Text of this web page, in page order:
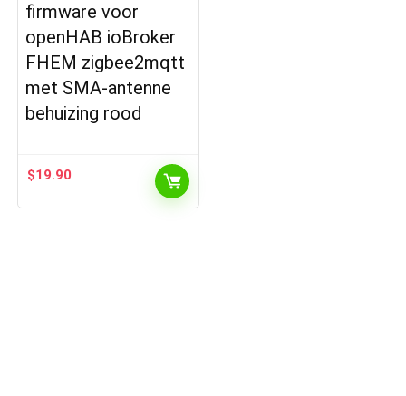
firmware voor
openHAB ioBroker
FHEM zigbee2mqtt
met SMA-antenne
behuizing rood
$19.90